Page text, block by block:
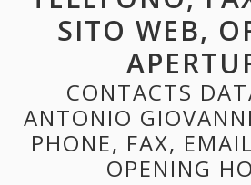
SITO WEB,
CONTACTS
ANTONIO
PHONE, FAX,
OPENING